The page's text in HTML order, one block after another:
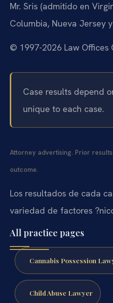
Mr. Sris (admitido en
Columbia, Nueva Jersey
© 1997-2026 Law Offices
Case results depend
unique to each case.
Attorney advertising. Prior
outcome.
Los resultados de cada
variedad de factores
All practice pages
Cannabis Possession
Child Abuse Lawyer